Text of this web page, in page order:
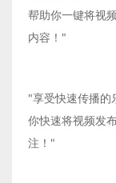
帮助你一键将视
内容！"
"享受快速传播的
你快速将视频发
注！"